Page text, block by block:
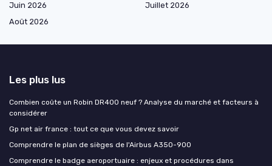
Juin 2026
Juillet 2026
Août 2026
Les plus lus
Combien coûte un Robin DR400 neuf ? Analyse du marché et facteurs à
considérer
Gp net air france : tout ce que vous devez savoir
Comprendre le plan de sièges de l'Airbus A350-900
Comprendre le badge aeroportuaire : enjeux et procédures dans